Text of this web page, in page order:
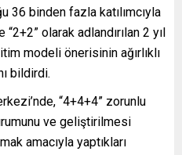
36 binden fazla katılımcıyla
olarak adlandırılan 2 yıl
modeli önerisinin ağırlıklı
bildirdi.
“4+4+4” zorunlu
ve geliştirilmesi
amacıyla yaptıkları